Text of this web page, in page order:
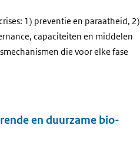
1) preventie en paraatheid, 2)
capaciteiten en middelen
die voor elke fase
en duurzame bio-